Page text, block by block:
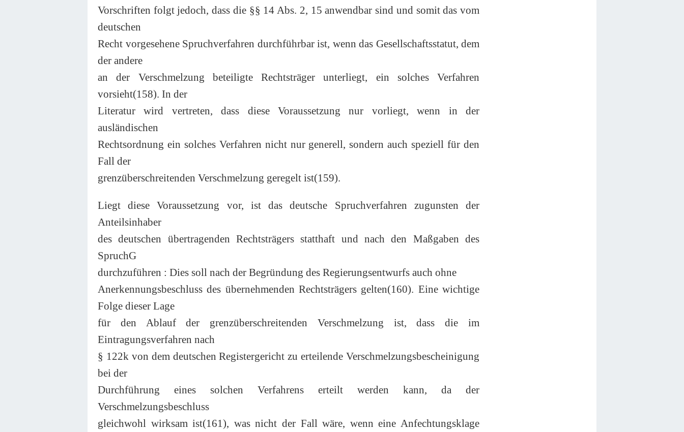
Vorschriften folgt jedoch, dass die §§ 14 Abs. 2, 15 anwendbar sind und somit das vom
deutschen
Recht vorgesehene Spruchverfahren durchführbar ist, wenn das Gesellschaftsstatut, dem
der andere
an der Verschmelzung beteiligte Rechtsträger unterliegt, ein solches Verfahren
vorsieht(158). In der
Literatur wird vertreten, dass diese Voraussetzung nur vorliegt, wenn in der
ausländischen
Rechtsordnung ein solches Verfahren nicht nur generell, sondern auch speziell für den
Fall der
grenzüberschreitenden Verschmelzung geregelt ist(159).
Liegt diese Voraussetzung vor, ist das deutsche Spruchverfahren zugunsten der
Anteilsinhaber
des deutschen übertragenden Rechtsträgers statthaft und nach den Maßgaben des
SpruchG
durchzuführen : Dies soll nach der Begründung des Regierungsentwurfs auch ohne
Anerkennungsbeschluss des übernehmenden Rechtsträgers gelten(160). Eine wichtige
Folge dieser Lage
für den Ablauf der grenzüberschreitenden Verschmelzung ist, dass die im
Eintragungsverfahren nach
§ 122k von dem deutschen Registergericht zu erteilende Verschmelzungsbescheinigung
bei der
Durchführung eines solchen Verfahrens erteilt werden kann, da der
Verschmelzungsbeschluss
gleichwohl wirksam ist(161), was nicht der Fall wäre, wenn eine Anfechtungsklage